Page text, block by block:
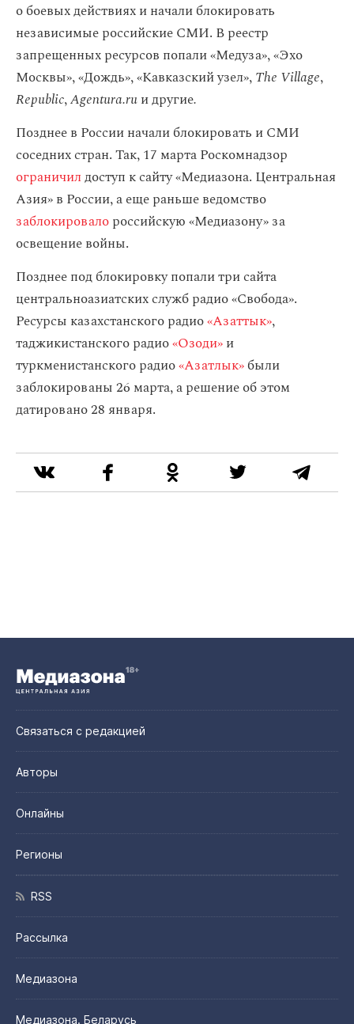
о боевых действиях и начали блокировать
независимые российские СМИ. В реестр
запрещенных ресурсов попали «Медуза», «Эхо
Москвы», «Дождь», «Кавказский узел»,The Village,
Republic,Agentura.ruи другие.
Позднее в России начали блокировать и СМИ
соседних стран. Так, 17 марта Роскомнадзор
ограничилдоступ к сайту «Медиазона. Центральная
Азия» в России, а еще раньше ведомство
заблокировалороссийскую «Медиазону» за
освещение войны.
Позднее под блокировку попали три сайта
центральноазиатских служб радио «Свобода».
Ресурсы казахстанского радио«Азаттык»,
таджикистанского радио«Озоди»и
туркменистанского радио«Азатлык»были
заблокированы 26 марта, а решение об этом
датировано 28 января.
Связаться с редакцией
Авторы
Онлайны
Регионы
RSS
Рассылка
Медиазона
Медиазона. Беларусь